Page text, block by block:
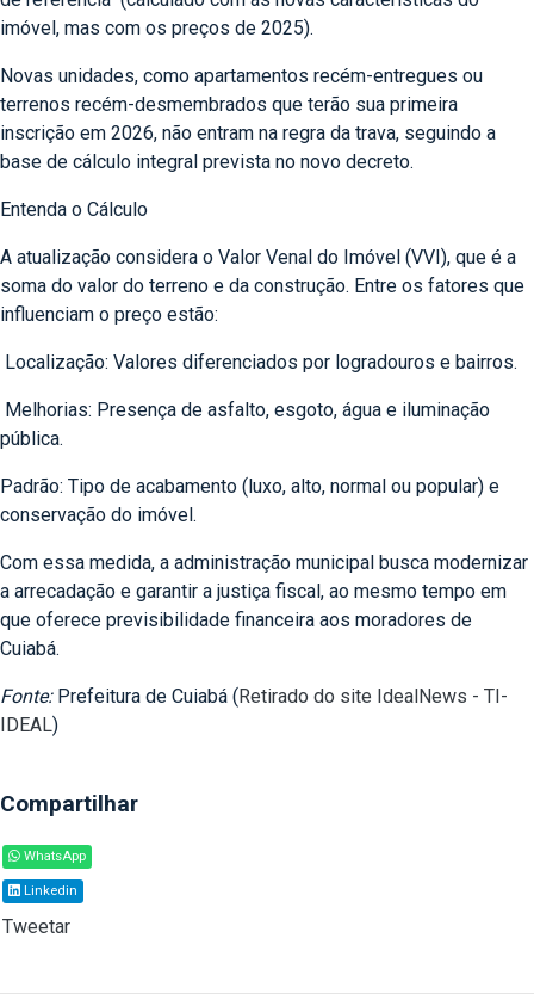
imóvel, mas com os preços de 2025).
Novas unidades, como apartamentos recém-entregues ou
terrenos recém-desmembrados que terão sua primeira
inscrição em 2026, não entram na regra da trava, seguindo a
base de cálculo integral prevista no novo decreto.
Entenda o Cálculo
A atualização considera o Valor Venal do Imóvel (VVI), que é a
soma do valor do terreno e da construção. Entre os fatores que
influenciam o preço estão:
Localização: Valores diferenciados por logradouros e bairros.
Melhorias: Presença de asfalto, esgoto, água e iluminação
pública.
Padrão: Tipo de acabamento (luxo, alto, normal ou popular) e
conservação do imóvel.
Com essa medida, a administração municipal busca modernizar
a arrecadação e garantir a justiça fiscal, ao mesmo tempo em
que oferece previsibilidade financeira aos moradores de
Cuiabá.
Fonte:Prefeitura de Cuiabá (Retirado do site IdealNews - TI-
IDEAL)
Compartilhar
WhatsApp
Linkedin
Tweetar